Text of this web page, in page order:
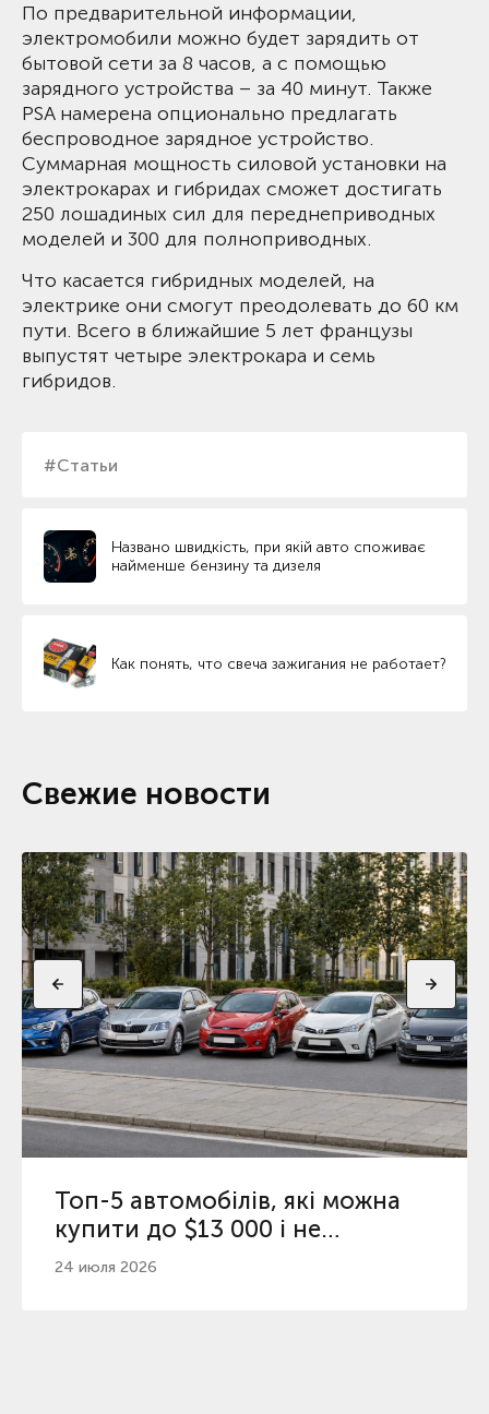
#Статьи
Названо швидкість, при якій авто споживає
найменше бензину та дизеля
Как понять, что свеча зажигания не работает?
По предварительной информации,
электромобили можно будет зарядить от
бытовой сети за 8 часов, а с помощью
зарядного устройства – за 40 минут. Также
PSA намерена опционально предлагать
беспроводное зарядное устройство.
Суммарная мощность силовой установки на
электрокарах и гибридах сможет достигать
250 лошадиных сил для переднеприводных
моделей и 300 для полноприводных.
Что касается гибридных моделей, на
электрике они смогут преодолевать до 60 км
пути. Всего в ближайшие 5 лет французы
выпустят четыре электрокара и семь
гибридов.
Свежие новости
Топ-5 автомобілів, які можна
купити до $13 000 і не
пошкодувати
24 июля 2026